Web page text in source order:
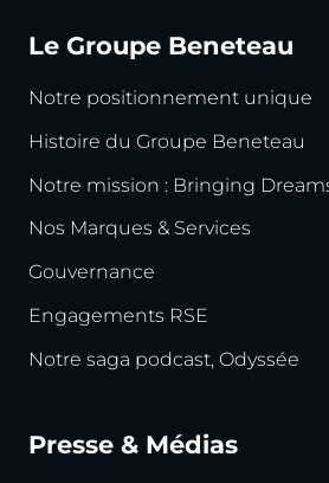
Le Groupe Beneteau
Notre positionnement unique
Histoire du Groupe Beneteau
Notre mission : Bringing
Nos Marques & Services
Gouvernance
Engagements RSE
Notre saga podcast, Odyssée
Presse & Médias